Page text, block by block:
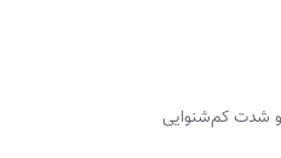
شدت کم‌شنوایی